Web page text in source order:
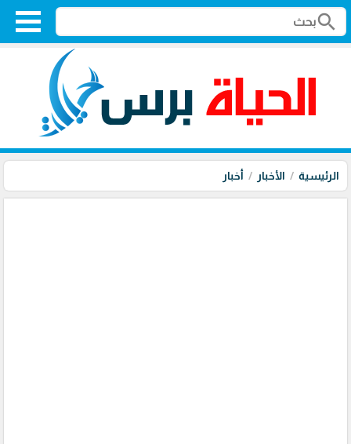
search
الرئيسية الأخبار أخبار